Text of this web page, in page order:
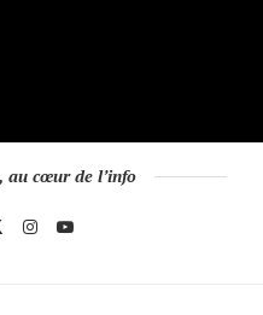
au cœur de l’info